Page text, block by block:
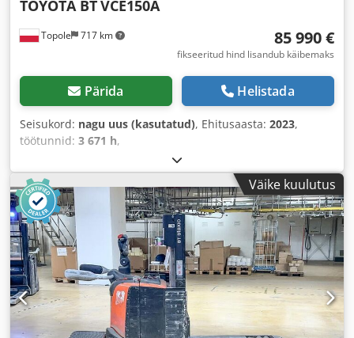
Topole 717 km
TOYOTA BTVCE150A
85 990 €
fikseeritud hind lisandub käibemaks
Pärida Helistada
Seisukord: nagu uus (kasutatud), Ehitusaasta: 2023,
töötunnid: 3 671 h,
Väike kuulutus